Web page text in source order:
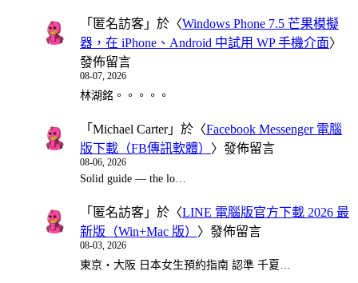
「 匿名訪客 」於〈Windows Phone 7.5 芒果模擬
器，在 iPhone、Android 中試用 WP 手機介面〉
發佈留言
08-07, 2026
林湖銘。。。。。
「 Michael Carter」於〈Facebook Messenger 電腦
版下載（FB傳訊軟體） 〉發佈留言
08-06, 2026
Solid guide — the lo…
「 匿名訪客 」於〈LINE 電腦版官方下載 2026 最
新版（Win+Mac 版） 〉發佈留言
08-03, 2026
東京・大阪 日本女生預約指南 認準 千夏…